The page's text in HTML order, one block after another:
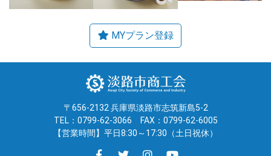
〒656-2132 兵庫県淡路市志筑新島5-2
TEL：0799-62-3066
FAX：0799-62-6005
【営業時間】平日8:30～17:30（土日祝休）